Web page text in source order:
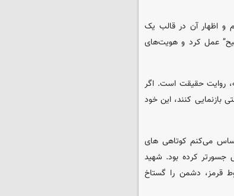
و اظهار آن در قالب یک
عمل کرد و هویت‌های
روایت حقیقت است. اگر
بازنمایی کنند، این خود
می‌کنم کوتاهی‌ های
جسورتر کرده بود. شهید
قرمز، دشمن را گستاخ